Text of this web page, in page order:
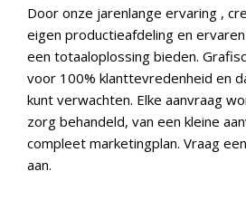
Door onze jarenlange ervaring ,
eigen productieafdeling en
een totaaloplossing bieden.
voor 100% klanttevredenheid en
kunt verwachten. Elke aanvraag
zorg behandeld, van een kleine
compleet marketingplan. Vraag
aan.